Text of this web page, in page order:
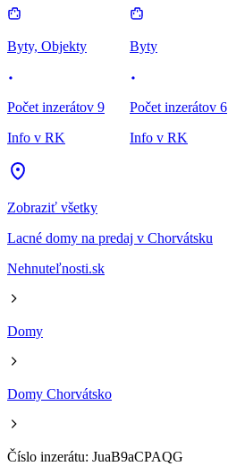
Byty, Objekty
Počet inzerátov 9
Info v RK
Byty
Počet inzerátov 6
Info v RK
Zobraziť všetky
Lacné domy na predaj v Chorvátsku
Nehnuteľnosti.sk
Domy
Domy Chorvátsko
Číslo inzerátu: JuaB9aCPAQG